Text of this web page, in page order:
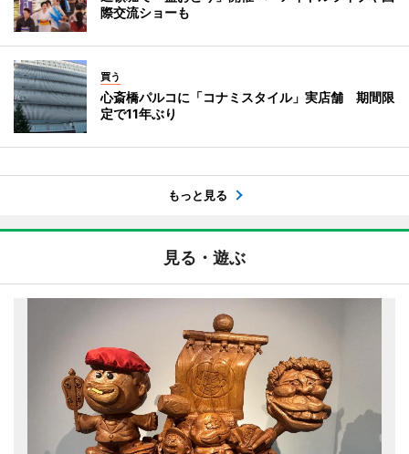
際交流ショーも
買う
心斎橋パルコに「コナミスタイル」実店舗 期間限
定で11年ぶり
もっと見る
見る・遊ぶ